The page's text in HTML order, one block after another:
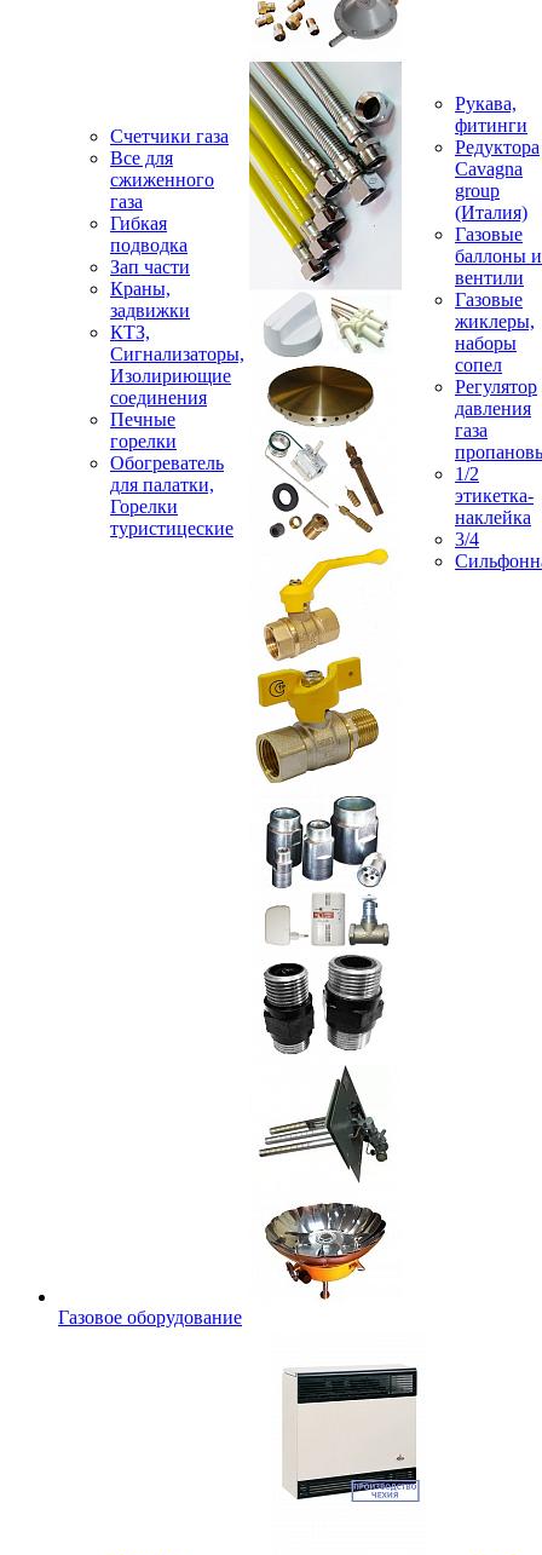
Счетчики газа
Все для
сжиженного
газа
Гибкая
подводка
Зап части
Краны,
задвижки
КТЗ,
Сигнализаторы,
Изолириющие
соединения
Печные
горелки
Обогреватель
для палатки,
Горелки
туристицеские
Рукава,
фитинги
Редуктора
Cavagna
group
(Италия)
Газовые
баллоны и
вентили
Газовые
жиклеры,
наборы
сопел
Регулятор
давления
газа
1/2
этикетка-
наклейка
3/4
Газовое оборудование